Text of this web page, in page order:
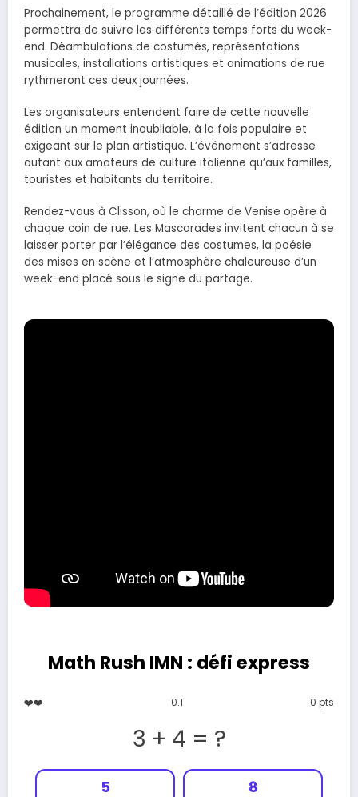
Prochainement, le programme détaillé de l’édition 2026
permettra de suivre les différents temps forts du week-
end. Déambulations de costumés, représentations
musicales, installations artistiques et animations de rue
rythmeront ces deux journées.
Les organisateurs entendent faire de cette nouvelle
édition un moment inoubliable, à la fois populaire et
exigeant sur le plan artistique. L’événement s’adresse
autant aux amateurs de culture italienne qu’aux familles,
touristes et habitants du territoire.
Rendez-vous à Clisson, où le charme de Venise opère à
chaque coin de rue. Les Mascarades invitent chacun à se
laisser porter par l’élégance des costumes, la poésie
des mises en scène et l’atmosphère chaleureuse d’un
week-end placé sous le signe du partage.
Math Rush IMN : défi express
❤️ 2.3 0 pts
6 * 1 = ?
5 4